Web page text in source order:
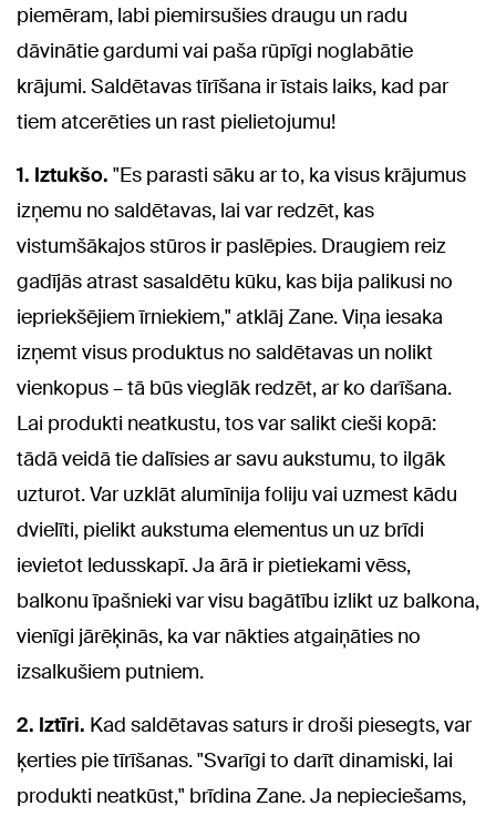
piemēram, labi piemirsušies draugu un radu
dāvinātie gardumi vai paša rūpīgi noglabātie
krājumi. Saldētavas tīrīšana ir īstais laiks, kad par
tiem atcerēties un rast pielietojumu!
1. Iztukšo. "Es parasti sāku ar to, ka visus krājumus
izņemu no saldētavas, lai var redzēt, kas
vistumšākajos stūros ir paslēpies. Draugiem reiz
gadījās atrast sasaldētu kūku, kas bija palikusi no
iepriekšējiem īrniekiem," atklāj Zane. Viņa iesaka
izņemt visus produktus no saldētavas un nolikt
vienkopus – tā būs vieglāk redzēt, ar ko darīšana.
Lai produkti neatkustu, tos var salikt cieši kopā:
tādā veidā tie dalīsies ar savu aukstumu, to ilgāk
uzturot. Var uzklāt alumīnija foliju vai uzmest kādu
dvielīti, pielikt aukstuma elementus un uz brīdi
ievietot ledusskapī. Ja ārā ir pietiekami vēss,
balkonu īpašnieki var visu bagātību izlikt uz balkona,
vienīgi jārēķinās, ka var nākties atgaiņāties no
izsalkušiem putniem.
2. Iztīri. Kad saldētavas saturs ir droši piesegts, var
ķerties pie tīrīšanas. "Svarīgi to darīt dinamiski, lai
produkti neatkūst," brīdina Zane. Ja nepieciešams,